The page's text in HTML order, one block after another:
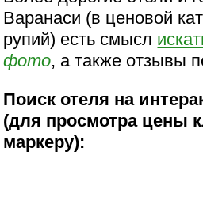
Варанаси (в ценовой
рупий) есть смысл
фото, а также отзывы
Поиск отеля на
(для просмотра цены
маркеру):